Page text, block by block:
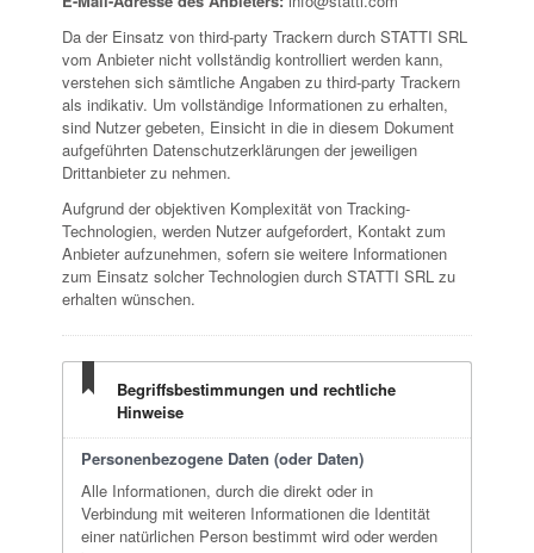
Da der Einsatz von third-party Trackern durch STATTI SRL
vom Anbieter nicht vollständig kontrolliert werden kann,
verstehen sich sämtliche Angaben zu third-party Trackern
als indikativ. Um vollständige Informationen zu erhalten,
sind Nutzer gebeten, Einsicht in die in diesem Dokument
aufgeführten Datenschutzerklärungen der jeweiligen
Drittanbieter zu nehmen.
Aufgrund der objektiven Komplexität von Tracking-
Technologien, werden Nutzer aufgefordert, Kontakt zum
Anbieter aufzunehmen, sofern sie weitere Informationen
zum Einsatz solcher Technologien durch STATTI SRL zu
erhalten wünschen.
Begriffsbestimmungen und rechtliche
Hinweise
Personenbezogene Daten (oder Daten)
Alle Informationen, durch die direkt oder in
Verbindung mit weiteren Informationen die Identität
einer natürlichen Person bestimmt wird oder werden